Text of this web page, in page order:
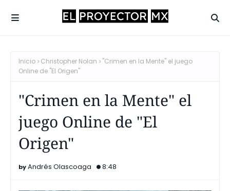
Inicio Christopher Nolan
"Crimen en la Mente" el juego
Online de "El Origen"
"Crimen en la Mente" el
juego Online de "El
Origen"
Andrés Olascoaga 8:48